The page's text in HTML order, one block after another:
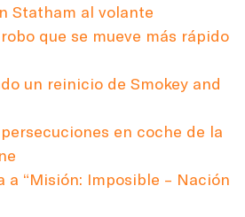
Statham al volante
que se mueve más rápido
un reinicio de Smokey and
en coche de la
a “Misión: Imposible – Nación